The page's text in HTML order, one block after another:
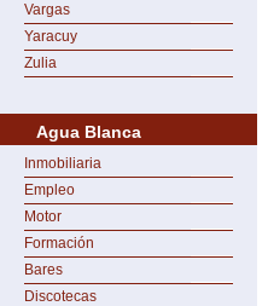
Vargas
Yaracuy
Zulia
Agua Blanca
Inmobiliaria
Empleo
Motor
Formación
Bares
Discotecas